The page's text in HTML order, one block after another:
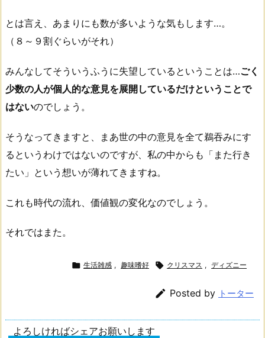
とは言え、あまりにも数が多いような気もします…。
（８～９割ぐらいがそれ）
みんなしてそういうふうに失望しているということは…ごく
少数の人が個人的な意見を展開しているだけということで
はないのでしょう。
そうなってきますと、まあ世の中の意見を全て鵜吞みにす
るというわけではないのですが、私の中からも「また行き
たい」という想いが薄れてきますね。
これも時代の流れ、価値観の変化なのでしょう。
それではまた。
 生活雑感 , 趣味嗜好  クリスマス , ディズニー
 Posted by トーター
よろしければシェアお願いします